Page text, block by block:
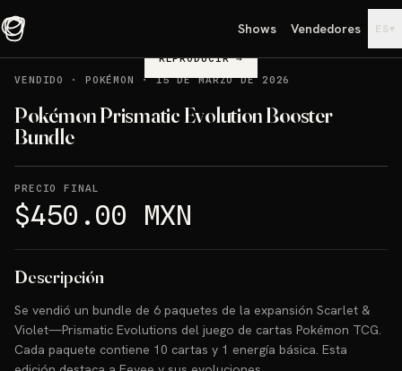
Shows Vendedores ES ▾
REPRODUCIR→
VENDIDO
· POKÉMON ·15 DE MARZO DE 2026
Pokémon Prismatic Evolution Booster
Bundle
PRECIO FINAL
$450.00 MXN
Descripción
Se vendió un bundle de 6 paquetes de la expansión Scarlet &
Violet—Prismatic Evolutions del juego de cartas Pokémon TCG.
Cada paquete contiene 10 cartas y 1 energía básica. Esta